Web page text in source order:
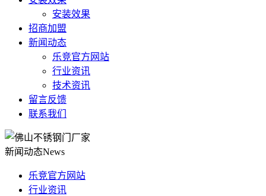
安装效果
招商加盟
新闻动态
乐竞官方网站
行业资讯
技术资讯
留言反馈
联系我们
新闻动态News
乐竞官方网站
行业资讯